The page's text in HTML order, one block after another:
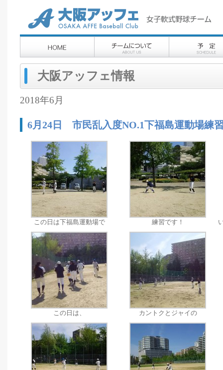
大阪アッフェ情報
2018年6月
6月24日 市民乱入度NO.1下福島運動場練
この日は下福島運動場で 練習です！
この日は、 カントクとジャイの